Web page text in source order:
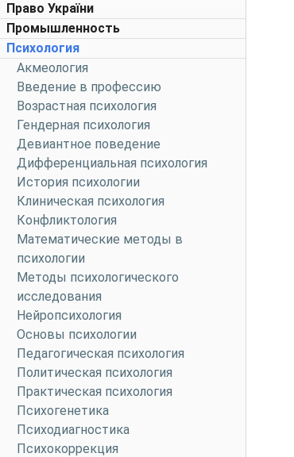
Право України
Промышленность
Психология
Акмеология
Введение в профессию
Возрастная психология
Гендерная психология
Девиантное поведение
Дифференциальная психология
История психологии
Клиническая психология
Конфликтология
Математические методы в
психологии
Методы психологического
исследования
Нейропсихология
Основы психологии
Педагогическая психология
Политическая психология
Практическая психология
Психогенетика
Психодиагностика
Психокоррекция